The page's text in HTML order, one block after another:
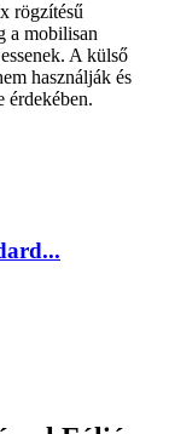
rögzítésű
a mobilisan
A külső
használják és
érdekében.